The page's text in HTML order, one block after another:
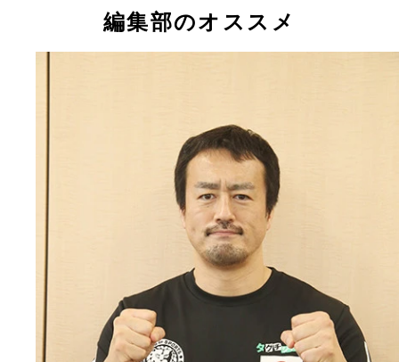
編集部のオススメ